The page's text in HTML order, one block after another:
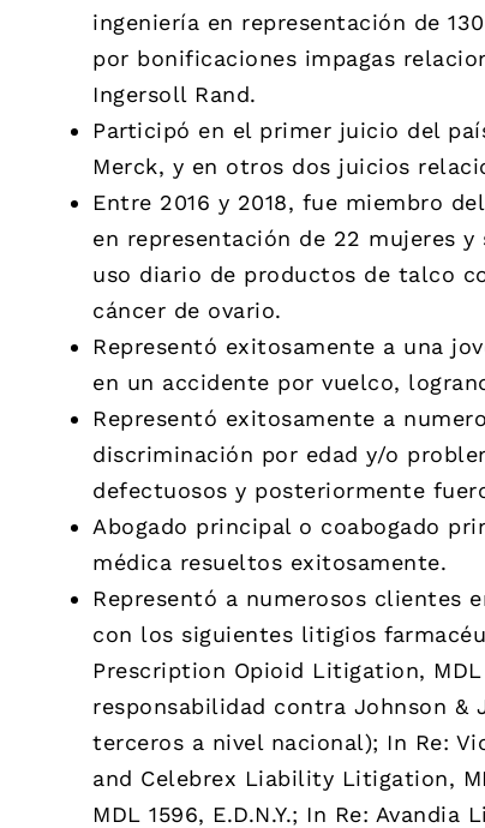
ingeniería en representación de
por bonificaciones impagas
Ingersoll Rand.
Participó en el primer juicio del
Merck, y en otros dos juicios
Entre 2016 y 2018, fue miembro
en representación de 22 mujeres
uso diario de productos de talco
cáncer de ovario.
Representó exitosamente a una
en un accidente por vuelco,
Representó exitosamente a
discriminación por edad y/o
defectuosos y posteriormente
Abogado principal o coabogado
médica resueltos exitosamente.
Representó a numerosos clientes
con los siguientes litigios
Prescription Opioid Litigation,
responsabilidad contra Johnson &
terceros a nivel nacional); In Re:
and Celebrex Liability Litigation,
MDL 1596, E.D.N.Y.; In Re: Avandia